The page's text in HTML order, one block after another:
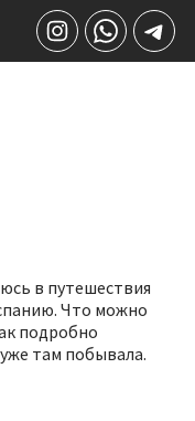
в путешествия
Что можно
подробно
там побывала.